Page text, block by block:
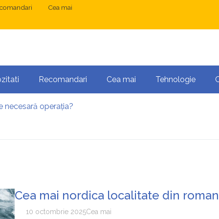
Cea mai
Recomandari Cea mai Tehnologie
relaxantă în Hurghada?
operația?
Cea mai nordica localitate din
10 octombrie 2025Cea mai